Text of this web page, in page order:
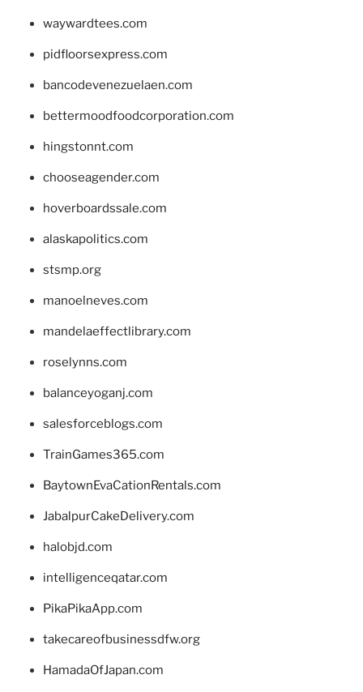
waywardtees.com
pidfloorsexpress.com
bancodevenezuelaen.com
bettermoodfoodcorporation.com
hingstonnt.com
chooseagender.com
hoverboardssale.com
alaskapolitics.com
stsmp.org
manoelneves.com
mandelaeffectlibrary.com
roselynns.com
balanceyoganj.com
salesforceblogs.com
TrainGames365.com
BaytownEvaCationRentals.com
JabalpurCakeDelivery.com
halobjd.com
intelligenceqatar.com
PikaPikaApp.com
takecareofbusinessdfw.org
HamadaOfJapan.com